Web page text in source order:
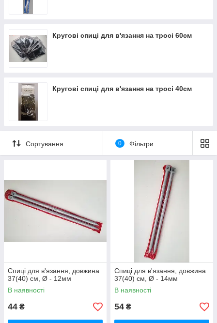
Кругові спиці для в'язання на тросі 60см
Кругові спиці для в'язання на тросі 40см
Сортування 0 Фільтри
Спиці для в'язання, довжина
37(40) см, Ø - 12мм
В наявності
44 ₴
Спиці для в'язання, довжина
37(40) см, Ø - 14мм
В наявності
54 ₴